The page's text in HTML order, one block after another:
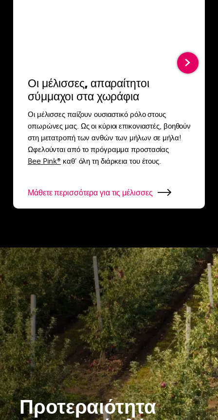
Οι μέλισσες, απαραίτητοι
σύμμαχοι στα χωράφια
Οι μέλισσες παίζουν ουσιαστικό ρόλο στους
οπωρώνες μας. Ως οι κύριοι επικονιαστές, βοηθούν
στη μετατροπή των ανθών των μήλων σε μήλα!
Ωφελούνται από το πρόγραμμα προστασίας
Bee Pink® καθ’ όλη τη διάρκεια του έτους.
Μάθετε περισσότερα για τις μέλισσες
Προτεραιότητα